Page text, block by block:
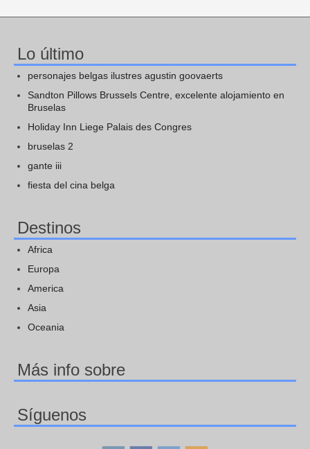
Lo último
personajes belgas ilustres agustin goovaerts
Sandton Pillows Brussels Centre, excelente alojamiento en
Bruselas
Holiday Inn Liege Palais des Congres
bruselas 2
gante iii
fiesta del cina belga
Destinos
Africa
Europa
America
Asia
Oceania
Más info sobre
Síguenos